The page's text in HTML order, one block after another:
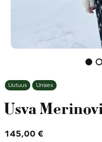
Uutuus Unisex
Usva
145,00 €